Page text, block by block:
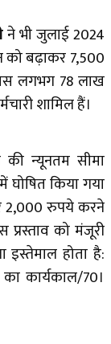
ने भी जुलाई 2024
को बढ़ाकर 7,500
लगभग 78 लाख
शामिल हैं।
न्यूनतम सीमा
घोषित किया गया
2,000 रुपये करने
प्रस्ताव को मंजूरी
होता है:
कार्यकाल/70।